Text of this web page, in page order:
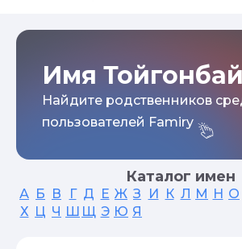
Имя Тойгонбай
Найдите родственников
пользователей Famiry
Каталог имен
А Б В Г Д Е Ж З И К Л М Н О
Х Ц Ч Ш Щ Э Ю Я